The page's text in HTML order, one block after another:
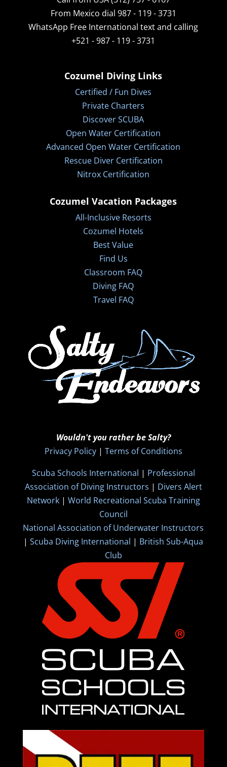
From Mexico dial 987 - 119 - 3731
WhatsApp Free International text and calling
+521 - 987 - 119 - 3731
Cozumel Diving Links
Certified / Fun Dives
Private Charters
Discover SCUBA
Open Water Certification
Advanced Open Water Certification
Rescue Diver Certification
Nitrox Certification
Cozumel Vacation Packages
All-Inclusive Resorts
Cozumel Hotels
Best Value
Find Us
Classroom FAQ
Diving FAQ
Travel FAQ
Wouldn't you rather be Salty?
Privacy Policy | Terms of Conditions
Scuba Schools International | Professional
Association of Diving Instructors | Divers Alert
Network | World Recreational Scuba Training
Council
National Association of Underwater Instructors
| Scuba Diving International | British Sub-Aqua
Club